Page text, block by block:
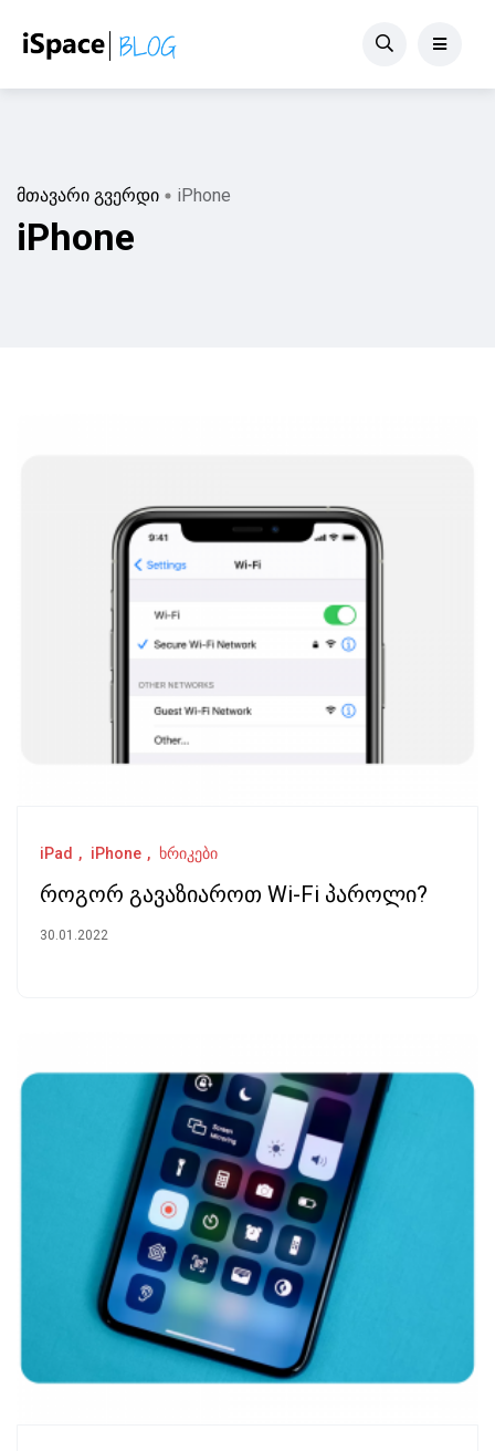
მთავარი გვერდი iPhone
iPhone
iPad iPhone ხრიკები
როგორ გავაზიაროთ Wi-Fi პაროლი?
30.01.2022